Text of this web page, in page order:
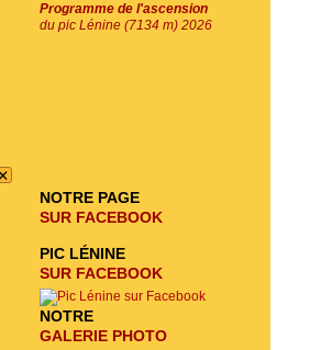
Programme de l'ascension
du pic Lénine (7134 m) 2026
NOTRE PAGE
SUR FACEBOOK
PIC LÉNINE
SUR FACEBOOK
NOTRE
GALERIE PHOTO